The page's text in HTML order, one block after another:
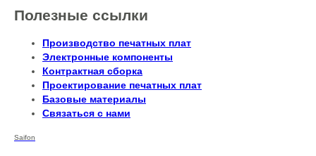
Полезные ссылки
Производство печатных плат
Электронные компоненты
Контрактная сборка
Проектирование печатных плат
Базовые материалы
Связаться с нами
Saifon